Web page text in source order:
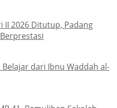
II 2026 Ditutup, Padang
dari Ibnu Waddah al-